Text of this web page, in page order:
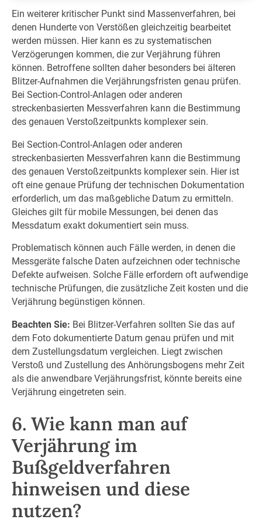
Ein weiterer kritischer Punkt sind Massenverfahren, bei
denen Hunderte von Verstößen gleichzeitig bearbeitet
werden müssen. Hier kann es zu systematischen
Verzögerungen kommen, die zur Verjährung führen
können. Betroffene sollten daher besonders bei älteren
Blitzer-Aufnahmen die Verjährungsfristen genau prüfen.
Bei Section-Control-Anlagen oder anderen
streckenbasierten Messverfahren kann die Bestimmung
des genauen Verstoßzeitpunkts komplexer sein.
Bei Section-Control-Anlagen oder anderen
streckenbasierten Messverfahren kann die Bestimmung
des genauen Verstoßzeitpunkts komplexer sein. Hier ist
oft eine genaue Prüfung der technischen Dokumentation
erforderlich, um das maßgebliche Datum zu ermitteln.
Gleiches gilt für mobile Messungen, bei denen das
Messdatum exakt dokumentiert sein muss.
Problematisch können auch Fälle werden, in denen die
Messgeräte falsche Daten aufzeichnen oder technische
Defekte aufweisen. Solche Fälle erfordern oft aufwendige
technische Prüfungen, die zusätzliche Zeit kosten und die
Verjährung begünstigen können.
Beachten Sie: Bei Blitzer-Verfahren sollten Sie das auf
dem Foto dokumentierte Datum genau prüfen und mit
dem Zustellungsdatum vergleichen. Liegt zwischen
Verstoß und Zustellung des Anhörungsbogens mehr Zeit
als die anwendbare Verjährungsfrist, könnte bereits eine
Verjährung eingetreten sein.
6. Wie kann man auf
Verjährung im
Bußgeldverfahren
hinweisen und diese
nutzen?